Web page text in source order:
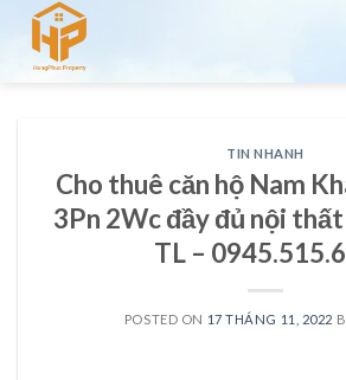
Skip
content
TIN NHANH
Cho thuê căn hộ Nam
3Pn 2Wc đầy đủ nội
TL –
POSTED ON 17 THÁNG 11, 2022